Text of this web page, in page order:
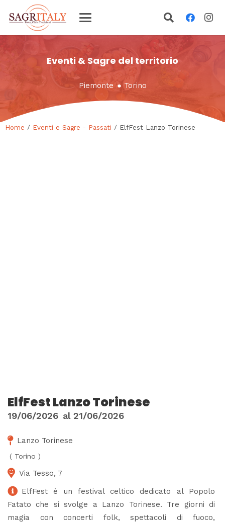
Eventi & Sagre del territorio
Piemonte ● Torino
Home / Eventi e Sagre - Passati / ElfFest Lanzo Torinese
ElfFest Lanzo Torinese
19/06/2026 al 21/06/2026
Lanzo Torinese
( Torino )
Via Tesso, 7
ElfFest è un festival celtico dedicato al Popolo
Fatato che si svolge a Lanzo Torinese. Tre giorni di
magia con concerti folk, spettacoli di fuoco,